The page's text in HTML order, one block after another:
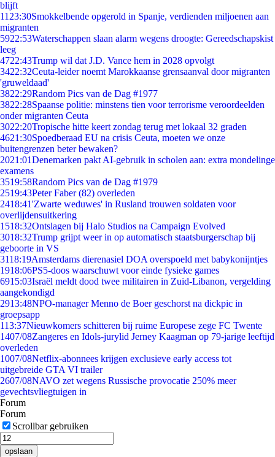
blijft
11 23:30Smokkelbende opgerold in Spanje, verdienden miljoenen aan
migranten
5922:53Waterschappen slaan alarm wegens droogte: Gereedschapskist
leeg
4722:43Trump wil dat J.D. Vance hem in 2028 opvolgt
3422:32Ceuta-leider noemt Marokkaanse grensaanval door migranten
'gruweldaad'
3822:29Random Pics van de Dag #1977
3822:28Spaanse politie: minstens tien voor terrorisme veroordeelden
onder migranten Ceuta
3022:20Tropische hitte keert zondag terug met lokaal 32 graden
4621:30Spoedberaad EU na crisis Ceuta, moeten we onze
buitengrenzen beter bewaken?
2021:01Denemarken pakt AI-gebruik in scholen aan: extra mondelinge
examens
3519:58Random Pics van de Dag #1979
2519:43Peter Faber (82) overleden
2418:41'Zwarte weduwes' in Rusland trouwen soldaten voor
overlijdensuitkering
1518:32Ontslagen bij Halo Studios na Campaign Evolved
3018:32Trump grijpt weer in op automatisch staatsburgerschap bij
geboorte in VS
3118:19Amsterdams dierenasiel DOA overspoeld met babykonijntjes
1918:06PS5-doos waarschuwt voor einde fysieke games
6915:03Israël meldt dood twee militairen in Zuid-Libanon, vergelding
aangekondigd
2913:48NPO-manager Menno de Boer geschorst na dickpic in
groepsapp
113:37Nieuwkomers schitteren bij ruime Europese zege FC Twente
1407/08Zangeres en Idols-jurylid Jerney Kaagman op 79-jarige leeftijd
overleden
1007/08Netflix-abonnees krijgen exclusieve early access tot
uitgebreide GTA VI trailer
2607/08NAVO zet wegens Russische provocatie 250% meer
gevechtsvliegtuigen in
Forum
Forum
Scrollbar gebruiken
opslaan